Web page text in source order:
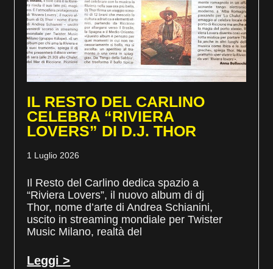
IL RESTO DEL CARLINO
CELEBRA “RIVIERA
LOVERS” DI D.J. THOR
1 Luglio 2026
Il Resto del Carlino dedica spazio a
“Riviera Lovers”, il nuovo album di dj
Thor, nome d’arte di Andrea Schianini,
uscito in streaming mondiale per Twister
Music Milano, realtà del
Leggi >